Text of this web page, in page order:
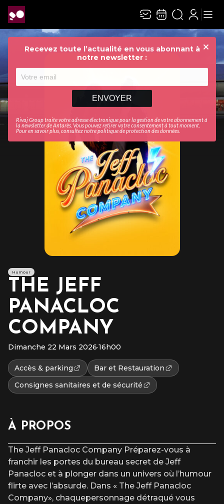
Recevez toute l’actualité en vous abonnant à
notre newsletter :
ENVOYER
Rivaj Group traite votre adresse électronique pour la gestion de votre abonnement à
la newsletter deAntarès . Vous pouvez retirer votre consentement à tout moment.
Pour en savoir plus, consultez notrepolitique de protection des données
Humour
THE JEFF
PANACLOC
COMPANY
Dimanche 22 Mars 2026·16h00
Accès & parking
Bar et Restauration
Consignes sanitaires et de sécurité
À PROPOS
The Jeff Panacloc Company Préparez-vous à
franchir les portes du bureau secret de Jeff
Panacloc et à plonger dans un univers où l’humour
flirte avec l’absurde. Dans « The Jeff Panacloc
Company», chaquepersonnage détraqué vous